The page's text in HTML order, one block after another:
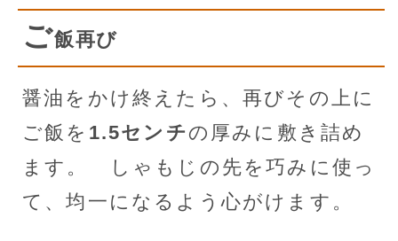
ご飯再び
醤油をかけ終えたら、再びその上に
ご飯を 1.5センチ の厚みに敷き詰め
ます。 しゃもじの先を巧みに使っ
て、均一になるよう心がけます。